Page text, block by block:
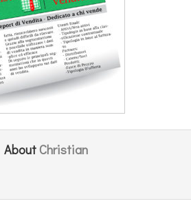
About Christian